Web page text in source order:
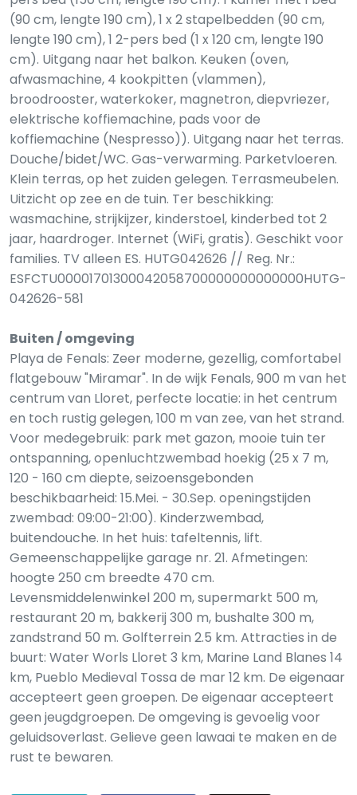
(90 cm, lengte 190 cm), 1 x 2 stapelbedden (90 cm,
lengte 190 cm), 1 2-pers bed (1 x 120 cm, lengte 190
cm). Uitgang naar het balkon. Keuken (oven,
afwasmachine, 4 kookpitten (vlammen),
broodrooster, waterkoker, magnetron, diepvriezer,
elektrische koffiemachine, pads voor de
koffiemachine (Nespresso)). Uitgang naar het terras.
Douche/bidet/WC. Gas-verwarming. Parketvloeren.
Klein terras, op het zuiden gelegen. Terrasmeubelen.
Uitzicht op zee en de tuin. Ter beschikking:
wasmachine, strijkijzer, kinderstoel, kinderbed tot 2
jaar, haardroger. Internet (WiFi, gratis). Geschikt voor
families. TV alleen ES. HUTG042626 // Reg. Nr.:
ESFCTU00001701300042058700000000000000HUTG-
042626-581
Buiten / omgeving
Playa de Fenals: Zeer moderne, gezellig, comfortabel
flatgebouw "Miramar". In de wijk Fenals, 900 m van het
centrum van Lloret, perfecte locatie: in het centrum
en toch rustig gelegen, 100 m van zee, van het strand.
Voor medegebruik: park met gazon, mooie tuin ter
ontspanning, openluchtzwembad hoekig (25 x 7 m,
120 - 160 cm diepte, seizoensgebonden
beschikbaarheid: 15.Mei. - 30.Sep. openingstijden
zwembad: 09:00-21:00). Kinderzwembad,
buitendouche. In het huis: tafeltennis, lift.
Gemeenschappelijke garage nr. 21. Afmetingen:
hoogte 250 cm breedte 470 cm.
Levensmiddelenwinkel 200 m, supermarkt 500 m,
restaurant 20 m, bakkerij 300 m, bushalte 300 m,
zandstrand 50 m. Golfterrein 2.5 km. Attracties in de
buurt: Water Worls Lloret 3 km, Marine Land Blanes 14
km, Pueblo Medieval Tossa de mar 12 km. De eigenaar
accepteert geen groepen. De eigenaar accepteert
geen jeugdgroepen. De omgeving is gevoelig voor
geluidsoverlast. Gelieve geen lawaai te maken en de
rust te bewaren.